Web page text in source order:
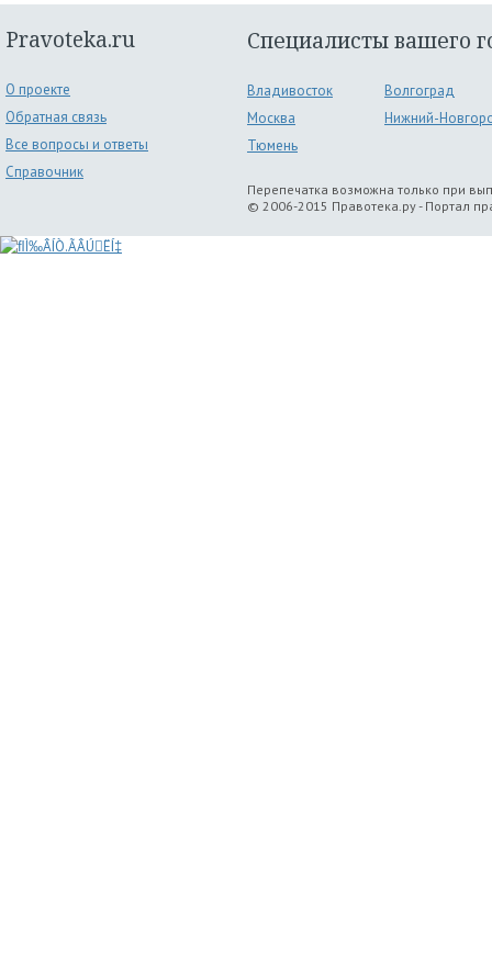
Pravoteka.ru
О проекте
Обратная связь
Все вопросы и ответы
Справочник
Специалисты вашего
Владивосток
Волгоград
Москва
Нижний-
Тюмень
Перепечатка возможна только при
© 2006-2015 Правотека.ру - Портал